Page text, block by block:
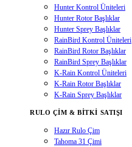
Hunter Kontrol Üniteleri
Hunter Rotor Başlıklar
Hunter Sprey Başlıklar
RainBird Kontrol Üniteleri
RainBird Rotor Başlıklar
RainBird Sprey Başlıklar
K-Rain Kontrol Üniteleri
K-Rain Rotor Başlıklar
K-Rain Sprey Başlıklar
RULO ÇIM & BITKI SATIŞI
Hazır Rulo Çim
Tahoma 31 Çimi